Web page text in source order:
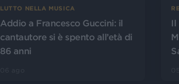
LUTTO NELLA MUSICA
Addio a Francesco Guccini: il
cantautore si è spento all’età di
86 anni
Il